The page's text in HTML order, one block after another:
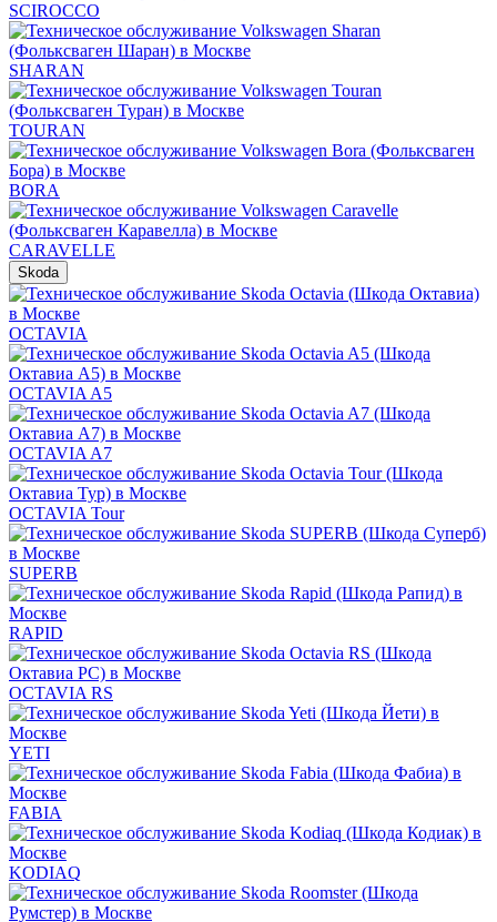
SCIROCCO
SHARAN
TOURAN
BORA
CARAVELLE
Skoda
OCTAVIA
OCTAVIA A5
OCTAVIA A7
OCTAVIA Tour
SUPERB
RAPID
OCTAVIA RS
YETI
FABIA
KODIAQ